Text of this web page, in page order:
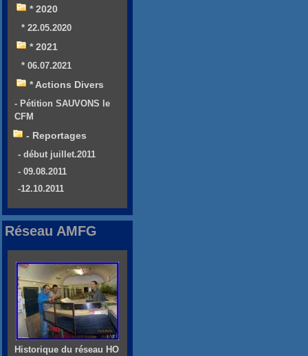
* 2020
* 22.05.2020
* 2021
* 06.07.2021
* Actions Divers
- Pétition SAUVONS le
CFM
- Reportages
- début juillet.2011
- 09.08.2011
-12.10.2011
Réseau AMFG
Historique du réseau HO